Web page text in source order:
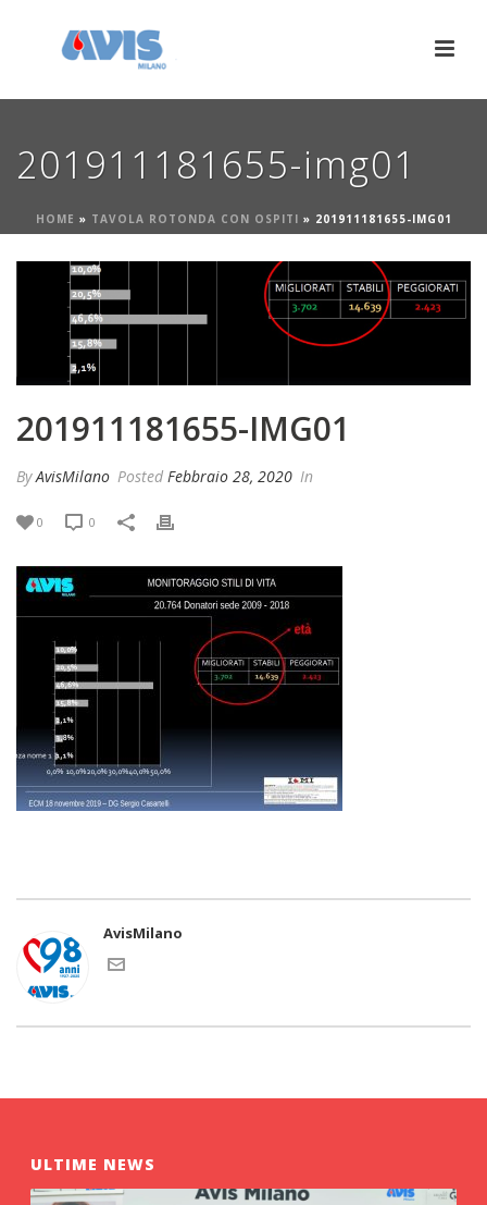
201911181655-img01
HOME » TAVOLA ROTONDA CON OSPITI » 201911181655-IMG01
201911181655-IMG01
ByAvisMilano Posted Febbraio 28, 2020 In
0 0
AvisMilano
ULTIME NEWS